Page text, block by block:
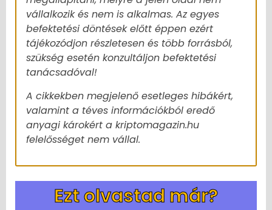
vállalkozik és nem is alkalmas. Az egyes
befektetési döntések előtt éppen ezért
tájékozódjon részletesen és több forrásból,
szükség esetén konzultáljon befektetési
tanácsadóval!
A cikkekben megjelenő esetleges hibákért,
valamint a téves információkból eredő
anyagi károkért a kriptomagazin.hu
felelősséget nem vállal.
Ezt olvastad már?